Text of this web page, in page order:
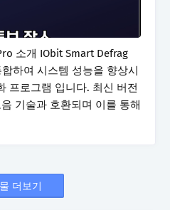
소개 IObit Smart Defrag
하여 시스템 성능을 향상시
프로그램 입니다. 최신 버전
기술과 호환되며 이를 통해
더보기